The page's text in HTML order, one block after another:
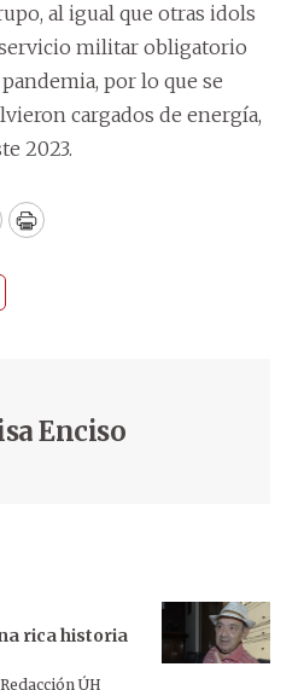
al igual que otras idols
militar obligatorio
por lo que se
cargados de energía,
2023.
Print
Enciso
rica historia
Redacción ÚH